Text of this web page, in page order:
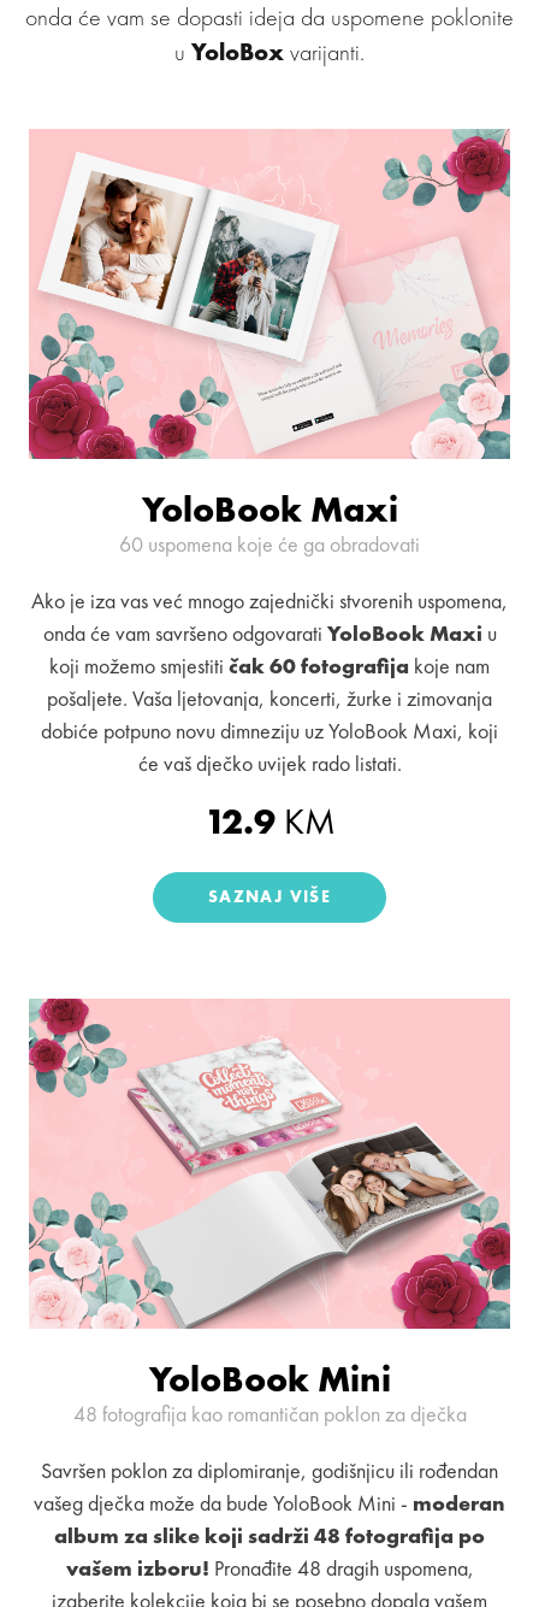
onda će vam se dopasti ideja da uspomene poklonite
u YoloBox varijanti.
YoloBook Maxi
60 uspomena koje će ga obradovati
Ako je iza vas već mnogo zajednički stvorenih uspomena,
onda će vam savršeno odgovarati YoloBook Maxi u
koji možemo smjestiti čak 60 fotografija koje nam
pošaljete. Vaša ljetovanja, koncerti, žurke i zimovanja
dobiće potpuno novu dimneziju uz YoloBook Maxi, koji
će vaš dječko uvijek rado listati.
12.9 KM
SAZNAJ VIŠE
YoloBook Mini
48 fotografija kao romantičan poklon za dječka
Savršen poklon za diplomiranje, godišnjicu ili rođendan
vašeg dječka može da bude YoloBook Mini - moderan
album za slike koji sadrži 48 fotografija po
vašem izboru! Pronađite 48 dragih uspomena,
izaberite kolekcije koja bi se posebno dopala vašem